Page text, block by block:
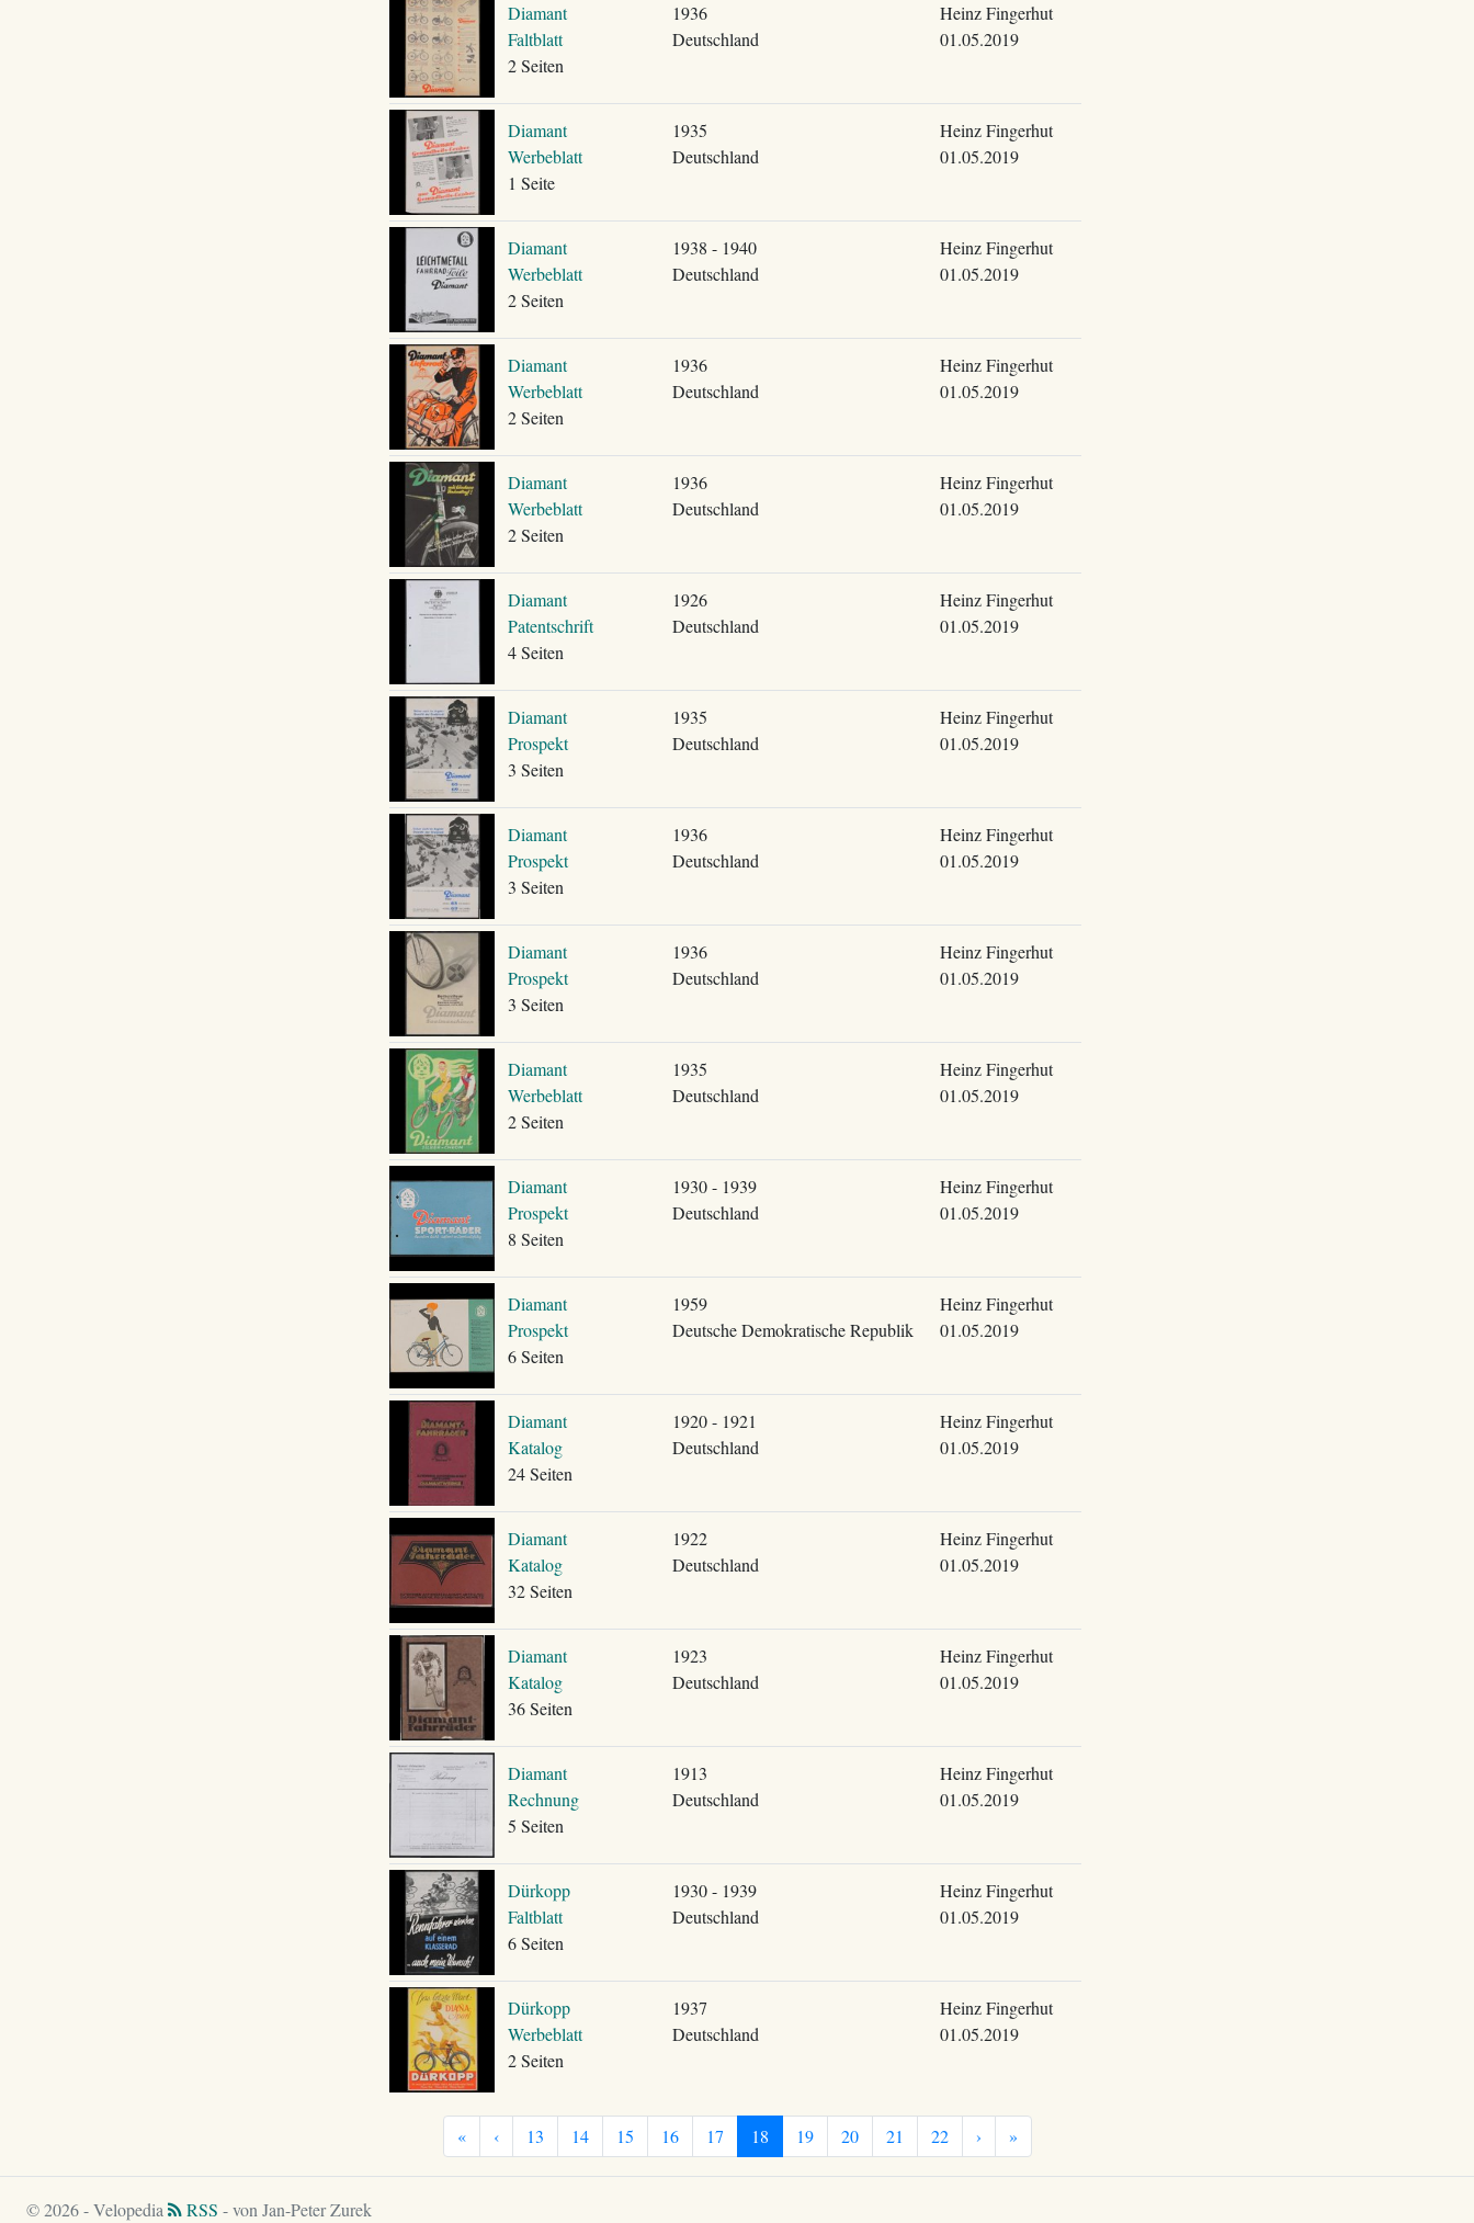
Diamant
Faltblatt
2 Seiten
1936
Deutschland
Heinz Fingerhut
01.05.2019
Diamant
Werbeblatt
1 Seite
1935
Deutschland
Heinz Fingerhut
01.05.2019
Diamant
Werbeblatt
2 Seiten
1938 - 1940
Deutschland
Heinz Fingerhut
01.05.2019
Diamant
Werbeblatt
2 Seiten
1936
Deutschland
Heinz Fingerhut
01.05.2019
Diamant
Werbeblatt
2 Seiten
1936
Deutschland
Heinz Fingerhut
01.05.2019
Diamant
Patentschrift
4 Seiten
1926
Deutschland
Heinz Fingerhut
01.05.2019
Diamant
Prospekt
3 Seiten
1935
Deutschland
Heinz Fingerhut
01.05.2019
Diamant
Prospekt
3 Seiten
1936
Deutschland
Heinz Fingerhut
01.05.2019
Diamant
Prospekt
3 Seiten
1936
Deutschland
Heinz Fingerhut
01.05.2019
Diamant
Werbeblatt
2 Seiten
1935
Deutschland
Heinz Fingerhut
01.05.2019
Diamant
Prospekt
8 Seiten
1930 - 1939
Deutschland
Heinz Fingerhut
01.05.2019
Diamant
Prospekt
6 Seiten
1959
Deutsche Demokratische Republik
Heinz Fingerhut
01.05.2019
Diamant
Katalog
24 Seiten
1920 - 1921
Deutschland
Heinz Fingerhut
01.05.2019
Diamant
Katalog
32 Seiten
1922
Deutschland
Heinz Fingerhut
01.05.2019
Diamant
Katalog
36 Seiten
1923
Deutschland
Heinz Fingerhut
01.05.2019
Diamant
Rechnung
5 Seiten
1913
Deutschland
Heinz Fingerhut
01.05.2019
Dürkopp
Faltblatt
6 Seiten
1930 - 1939
Deutschland
Heinz Fingerhut
01.05.2019
Dürkopp
Werbeblatt
2 Seiten
1937
Deutschland
Heinz Fingerhut
01.05.2019
« ‹ 13 14 15 16 17 18 19 20 21 22 › »
© 2026 - Velopedia RSS - von Jan-Peter Zurek